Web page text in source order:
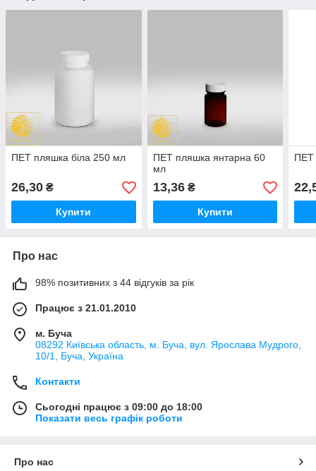
ПЕТ пляшка біла 250 мл
26,30 ₴
Купити
ПЕТ пляшка янтарна 60
мл
13,36₴
Купити
ПЕТ
Про нас
98% позитивних з 44 відгуків за рік
Працює з 21.01.2010
м. Буча
08292 Київська область, м. Буча, вул. Ярослава Мудрого,
10/1, Буча, Україна
Контакти
Сьогодні працює з 09:00 до 18:00
Показати весь графік роботи
Про нас